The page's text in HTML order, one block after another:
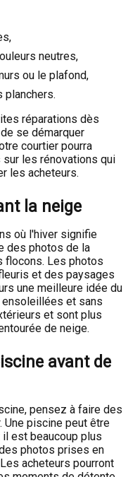
neutres,
ou le plafond,
planchers.
réparations dès
se démarquer
courtier pourra
les rénovations qui
les acheteurs.
la neige
où l'hiver signifie
des photos de la
flocons. Les photos
et des paysages
une meilleure idée du
et sans
et sont plus
de neige.
avant de
pensez à faire des
Une piscine peut être
il est beaucoup plus
photos prises en
acheteurs pourront